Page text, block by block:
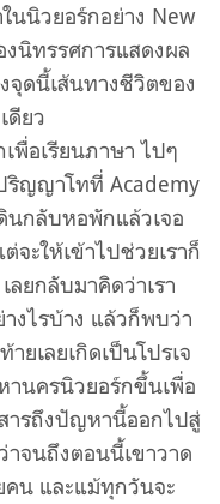
นิวยอร์กอย่าง New
นิทรรศการแสดงผล
ดนี้เส้นทางชีวิตของ
ดียว
พื่อเรียนภาษา ไปๆ
ริญญาโทที่ Academy
นกลับหอพักแล้วเจอ
ะให้เข้าไปช่วยเราก็
ลยกลับมาคิดว่าเรา
งไรบ้าง แล้วก็พบว่า
ยเลยเกิดเป็นโปรเจ
านครนิวยอร์กขึ้นเพื่อ
ารถึงปัญหานี้ออกไปสู่
าจนถึงตอนนี้เขาวาด
คน และแม้ทุกวันจะ